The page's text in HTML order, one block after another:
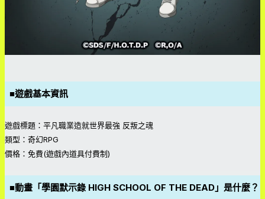
■遊戲基本資訊
遊戲標題：平凡職業造就世界最強 反叛之魂
類型：奇幻RPG
價格：免費(遊戲內道具付費制)
■動畫「學園默示錄 HIGH SCHOOL OF THE DEAD」是什麼？